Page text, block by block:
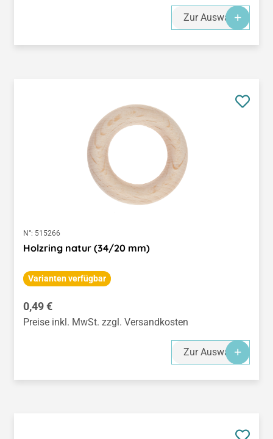
Zur Auswahl
N°: 515266
Holzring natur (34/20 mm)
Varianten verfügbar
Regulärer Preis:
0,49 €
Preise inkl. MwSt. zzgl. Versandkosten
Zur Auswahl